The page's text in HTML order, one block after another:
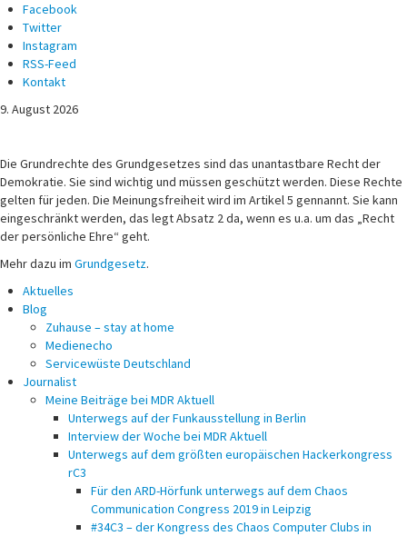
Facebook
Twitter
Instagram
RSS-Feed
Kontakt
9. August 2026
Michael Voß
Journalist und Christ
Die Grundrechte des Grundgesetzes sind das unantastbare Recht der
Demokratie. Sie sind wichtig und müssen geschützt werden. Diese Rechte
gelten für jeden. Die Meinungsfreiheit wird im Artikel 5 gennannt. Sie kann
eingeschränkt werden, das legt Absatz 2 da, wenn es u.a. um das „Recht
der persönliche Ehre“ geht.
Mehr dazu im Grundgesetz.
Aktuelles
Blog
Zuhause – stay at home
Medienecho
Servicewüste Deutschland
Journalist
Meine Beiträge bei MDR Aktuell
Unterwegs auf der Funkausstellung in Berlin
Interview der Woche bei MDR Aktuell
Unterwegs auf dem größten europäischen Hackerkongress
rC3
Für den ARD-Hörfunk unterwegs auf dem Chaos
Communication Congress 2019 in Leipzig
#34C3 – der Kongress des Chaos Computer Clubs in